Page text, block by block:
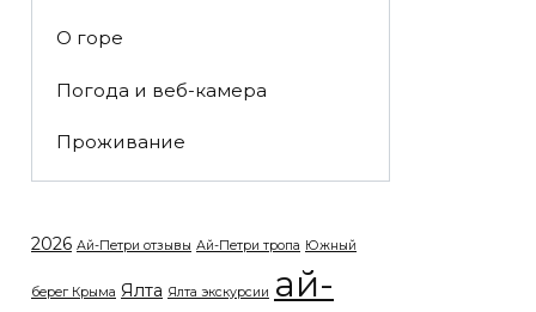
О горе
Погода и веб-камера
Проживание
2026 Ай-Петри отзывы Ай-Петри тропа Южный
берег Крыма Ялта Ялта экскурсии ай-